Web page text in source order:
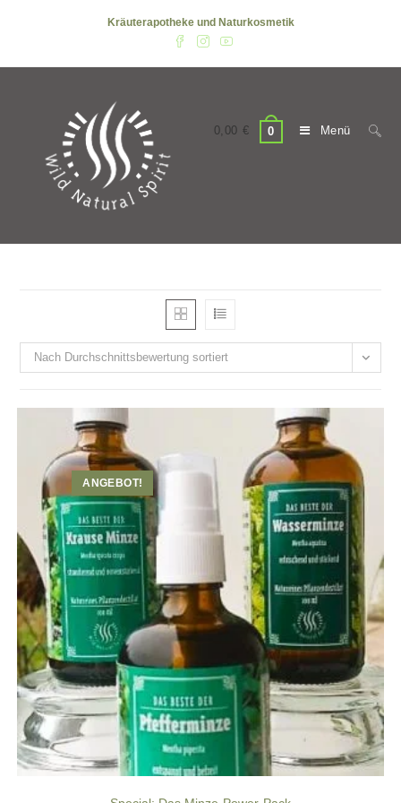
Kräuterapotheke und Naturkosmetik
0,00 € 0 Menü
Nach Durchschnittsbewertung sortiert
ANGEBOT!